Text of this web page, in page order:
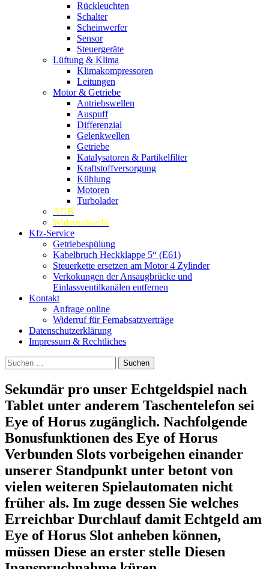
Rückleuchten
Schalter
Scheinwerfer
Sensor
Steuergeräte
Lüftung & Klima
Klimakompressoren
Leitungen
Motor & Getriebe
Antriebswellen
Auspuff
Differenzial
Gelenkwellen
Getriebe
Katalysatoren & Partikelfilter
Kraftstoffversorgung
Kühlung
Motoren
Turbolader
AGB
Widerrufsrecht
Kfz-Service
Getriebespülung
Kabelbruch Heckklappe 5“ (E61)
Steuerkette ersetzen am Motor 4 Zylinder
Verkokungen der Ansaugbrücke und
Einlassventilkanälen entfernen
Kontakt
Anfrage online
Widerruf für Fernabsatzverträge
Datenschutzerklärung
Impressum & Rechtliches
Suchen
nach:
Sekundär pro unser Echtgeldspiel nach
Tablet unter anderem Taschentelefon sei
Eye of Horus zugänglich. Nachfolgende
Bonusfunktionen des Eye of Horus
Verbunden Slots vorbeigehen einander
unserer Standpunkt unter betont von
vielen weiteren Spielautomaten nicht
früher als. Im zuge dessen Sie welches
Erreichbar Durchlauf damit Echtgeld am
Eye of Horus Slot anheben können,
müssen Diese an erster stelle Diesen